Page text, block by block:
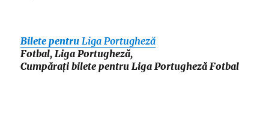
Bilete pentruLiga Portugheză
Fotbal, Liga Portugheză,
Cumpărați bilete pentru Liga Portugheză Fotbal